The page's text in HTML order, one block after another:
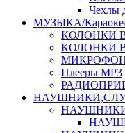
Чехлы
МУЗЫКА/Караоке/
КОЛОНКИ
КОЛОНКИ
Плееры MP3
НАУШНИКИ